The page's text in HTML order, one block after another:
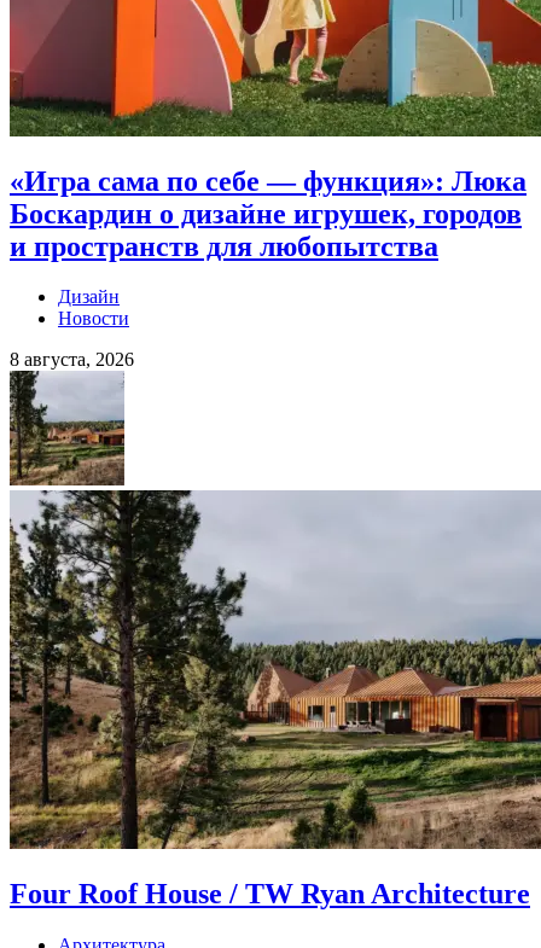
«Игра сама по себе — функция»: Люка
Боскардин о дизайне игрушек, городов
и пространств для любопытства
Дизайн
Новости
8 августа, 2026
Four Roof House / TW Ryan Architecture